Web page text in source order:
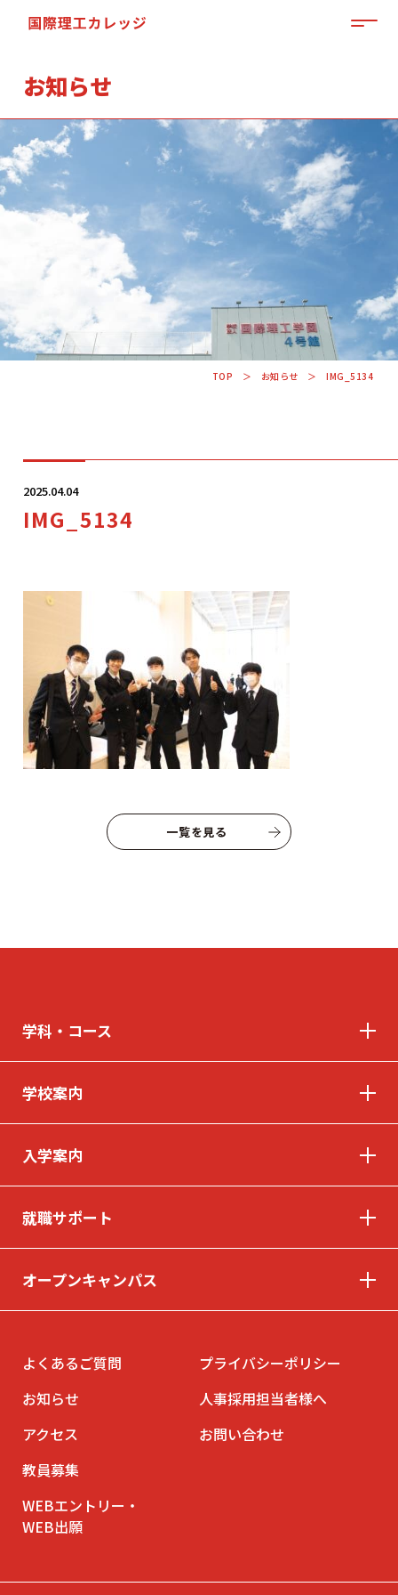
「来て」「見て」「体験」しよう
OPEN CAMPUS
入学案内
就職サポート
オープンキャンパス
よくあるご質問
プライバシーポリシー
人事採用担当者様へ
Tel . 043-307-1819 / Fax . 043-307-6070
© INTERNATIONAL TECHNICAL COLLEGE All rights reserved.
お知らせ
TOP お知らせ IMG_5134
2025.04.04
IMG_5134
一覧を見る
学科・コース
学校案内
入学案内
就職サポート
オープンキャンパス
よくあるご質問
お知らせ
アクセス
教員募集
WEBエントリー・
WEB出願
プライバシーポリシー
人事採用担当者様へ
お問い合わせ